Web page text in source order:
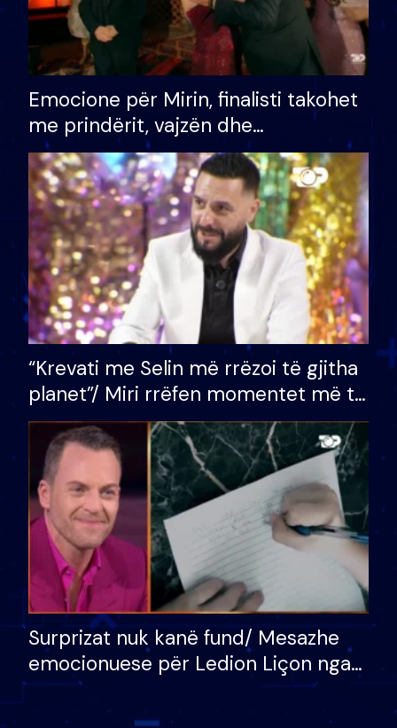
Emocione për Mirin, finalisti takohet
me prindërit, vajzën dhe
bashkëshorten: S’kemi ndonjë letër
divorci apo jo?
“Krevati me Selin më rrëzoi të gjitha
planet”/ Miri rrëfen momentet më të
bukura në shtëpinë e BB VIP: Do më
mungojë zilja e mëngjesit kur…
Surprizat nuk kanë fund/ Mesazhe
emocionuese për Ledion Liçon nga
nëna dhe fëmijët e tij, moderatori
nuk i mban dot lotët: Nuk meritoj…